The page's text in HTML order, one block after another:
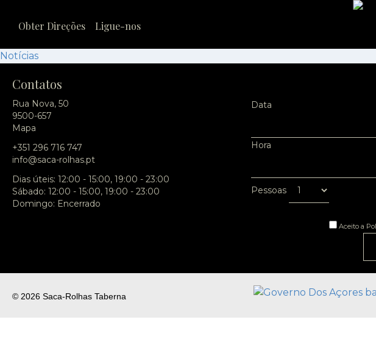
Obter Direções Ligue-nos
Notícias
Contatos
Rua Nova, 50
9500-657
Mapa
+351 296 716 747
info@saca-rolhas.pt
Dias úteis: 12:00 - 15:00, 19:00 - 23:00
Sábado: 12:00 - 15:00, 19:00 - 23:00
Domingo: Encerrado
Data
Hora
Pessoas
Aceito a
© 2026 Saca-Rolhas Taberna